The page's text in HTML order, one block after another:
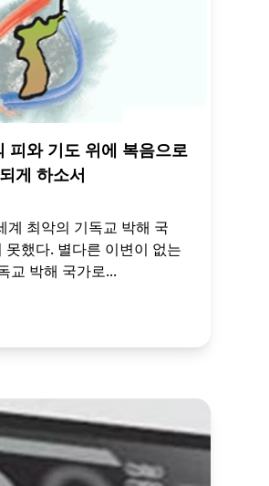
피와 기도 위에 복음으로
게 하소서
계 최악의 기독교 박해 국
했다. 별다른 이변이 없는
교 박해 국가로...